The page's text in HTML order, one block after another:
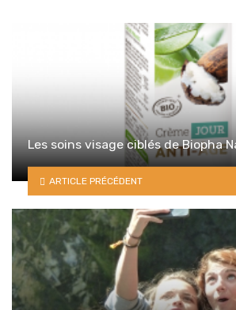
Les soins visage ciblés de Biopha
ARTICLE PRÉCÉDENT